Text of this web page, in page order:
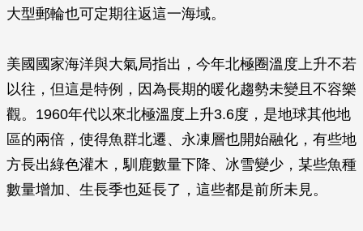
大型郵輪也可定期往返這一海域。
美國國家海洋與大氣局指出，今年北極圈溫度上升不若
以往，但這是特例，因為長期的暖化趨勢未變且不容樂
觀。1960年代以來北極溫度上升3.6度，是地球其他地
區的兩倍，使得魚群北遷、永凍層也開始融化，有些地
方長出綠色灌木，馴鹿數量下降、冰雪變少，某些魚種
數量增加、生長季也延長了，這些都是前所未見。